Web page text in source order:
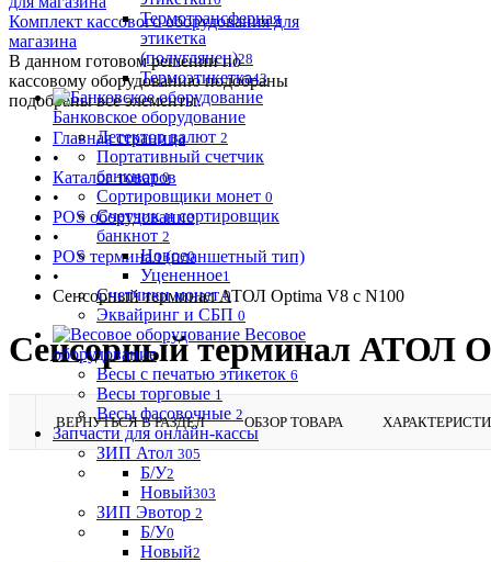
Термотрансферная
этикетка
(полуглянец)28
Термоэтикетка43
Банковское оборудование
Детектор валют 2
Портативный счетчик
банкнот 0
Сортировщики монет 0
Счетчик и сортировщик
банкнот 2
Новое0
Уцененное1
Счетчики монет 0
Эквайринг и СБП 0
Весовое
оборудование
Весы с печатью этикеток 6
Весы торговые 1
Весы фасовочные 2
Запчасти для онлайн-кассы
ЗИП Атол 305
Б/У2
Новый303
ЗИП Эвотор 2
Б/У0
Новый2
Комплект кассового оборудования для
магазина
В данном готовом решении по
кассовому оборудованию подобраны
подобраны все элементы.
Главная страница
•
Каталог товаров
•
POS оборудование
•
POS терминал (планшетный тип)
•
Сенсорный терминал АТОЛ Optima V8 с N100
Сенсорный терминал АТОЛ
ВЕРНУТЬСЯ В РАЗДЕЛ ОБЗОР ТОВАРА